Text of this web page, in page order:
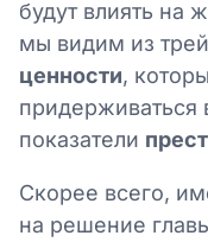
будут влиять на
мы видим из
ценности,
придерживаться
показатели
Скорее всего,
на решение